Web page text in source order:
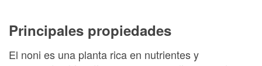
Principales propiedades
El noni es una planta rica en nutrientes y